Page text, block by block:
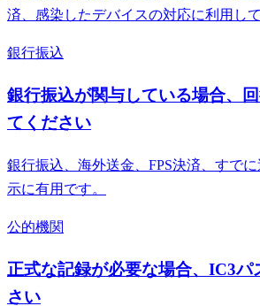
済、感染したデバイスの対応に利用して
銀行振込
銀行振込が関与している場合、
てください
銀行振込、海外送金、FPS決済、すで
示に有用です。
公的機関
正式な記録が必要な場合、IC3パ
さい